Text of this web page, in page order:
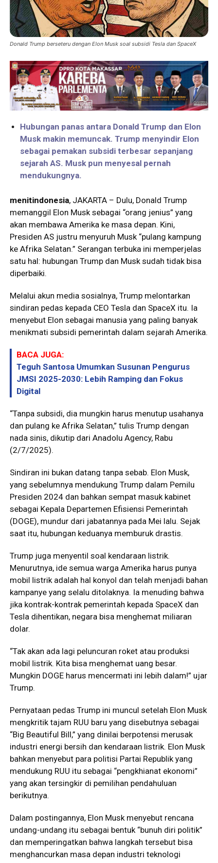
Donald Trump berseteru dengan Elon Musk soal subsidi Tesla dan SpaceX
Hubungan panas antara Donald Trump dan Elon
Musk makin memuncak. Trump menyindir Elon
sebagai pemakan subsidi terbesar sepanjang
sejarah AS. Musk pun menyesal pernah
mendukungnya.
menitindonesia, JAKARTA – Dulu, Donald Trump
memanggil Elon Musk sebagai “orang jenius” yang
akan membawa Amerika ke masa depan. Kini,
Presiden AS justru menyuruh Musk “pulang kampung
ke Afrika Selatan.” Serangan terbuka ini memperjelas
satu hal: hubungan Trump dan Musk sudah tidak bisa
diperbaiki.
Melalui akun media sosialnya, Trump melontarkan
sindiran pedas kepada CEO Tesla dan SpaceX itu. Ia
menyebut Elon sebagai manusia yang paling banyak
menikmati subsidi pemerintah dalam sejarah Amerika.
BACA JUGA:
Teguh Santosa Umumkan Susunan Pengurus
JMSI 2025-2030: Lebih Ramping dan Fokus
Digital
“Tanpa subsidi, dia mungkin harus menutup usahanya
dan pulang ke Afrika Selatan,” tulis Trump dengan
nada sinis, dikutip dari Anadolu Agency, Rabu
(2/7/2025).
Sindiran ini bukan datang tanpa sebab. Elon Musk,
yang sebelumnya mendukung Trump dalam Pemilu
Presiden 2024 dan bahkan sempat masuk kabinet
sebagai Kepala Departemen Efisiensi Pemerintah
(DOGE), mundur dari jabatannya pada Mei lalu. Sejak
saat itu, hubungan keduanya memburuk drastis.
Trump juga menyentil soal kendaraan listrik.
Menurutnya, ide semua warga Amerika harus punya
mobil listrik adalah hal konyol dan telah menjadi bahan
kampanye yang selalu ditolaknya. Ia menuding bahwa
jika kontrak-kontrak pemerintah kepada SpaceX dan
Tesla dihentikan, negara bisa menghemat miliaran
dolar.
“Tak akan ada lagi peluncuran roket atau produksi
mobil listrik. Kita bisa menghemat uang besar.
Mungkin DOGE harus mencermati ini lebih dalam!” ujar
Trump.
Pernyataan pedas Trump ini muncul setelah Elon Musk
mengkritik tajam RUU baru yang disebutnya sebagai
“Big Beautiful Bill,” yang dinilai berpotensi merusak
industri energi bersih dan kendaraan listrik. Elon Musk
bahkan menyebut para politisi Partai Republik yang
mendukung RUU itu sebagai “pengkhianat ekonomi”
yang akan tersingkir di pemilihan pendahuluan
berikutnya.
Dalam postingannya, Elon Musk menyebut rencana
undang-undang itu sebagai bentuk “bunuh diri politik”
dan memperingatkan bahwa langkah tersebut bisa
menghancurkan masa depan industri teknologi